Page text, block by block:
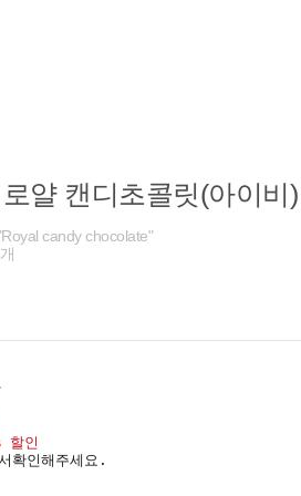
얄 캔디초콜릿(아이비
candy chocolate"
할인
확인해주세요.